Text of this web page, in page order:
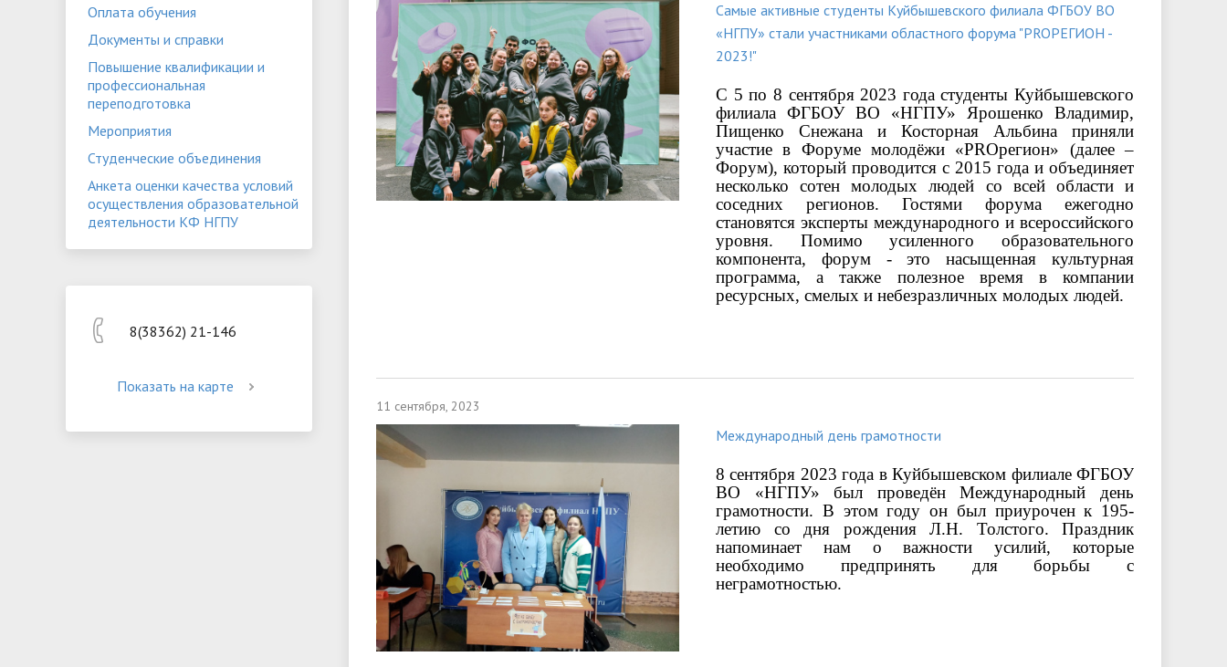
деятельности КФ НГПУ
Оплата обучения
Документы и справки
Повышение квалификации и
профессиональная
переподготовка
Мероприятия
Студенческие объединения
Анкета оценки качества условий
осуществления образовательной
деятельности КФ НГПУ
8(38362) 21-146
Показать на карте
Самые активные студенты Куйбышевского филиала ФГБОУ ВО
«НГПУ» стали участниками областного форума "PROРЕГИОН -
2023!"
С 5 по 8 сентября 2023 года студенты Куйбышевского
филиала ФГБОУ ВО «НГПУ» Ярошенко Владимир,
Пищенко Снежана и Косторная Альбина приняли
участие в Форуме молодёжи «PROрегион» (далее –
Форум), который проводится с 2015 года и объединяет
несколько сотен молодых людей со всей области и
соседних регионов. Гостями форума ежегодно
становятся эксперты международного и всероссийского
уровня. Помимо усиленного образовательного
компонента, форум - это насыщенная культурная
программа, а также полезное время в компании
ресурсных, смелых и небезразличных молодых людей.
11 сентября, 2023
Международный день грамотности
8 сентября 2023 года в Куйбышевском филиале ФГБОУ
ВО «НГПУ» был проведён Международный день
грамотности. В этом году он был приурочен к 195-
летию со дня рождения Л.Н. Толстого. Праздник
напоминает нам о важности усилий, которые
необходимо предпринять для борьбы с
неграмотностью.